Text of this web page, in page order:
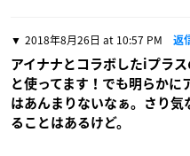
2018年8月26日 at 10:57 PM 返
アイナナとコラボしたiプラ
と使ってます！でも明らかに
はあんまりないなぁ。さり気
ることはあるけど。